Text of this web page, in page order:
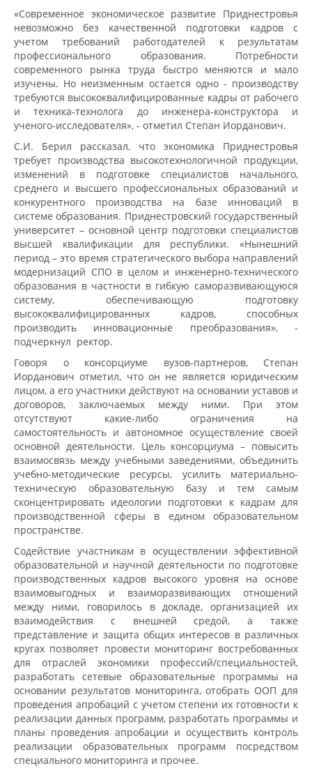
«Современное экономическое развитие Приднестровья
невозможно без качественной подготовки кадров с
учетом требований работодателей к результатам
профессионального образования. Потребности
современного рынка труда быстро меняются и мало
изучены. Но неизменным остается одно - производству
требуются высококвалифицированные кадры от рабочего
и техника-технолога до инженера-конструктора и
ученого-исследователя», - отметил Степан Иорданович.
С.И. Берил рассказал, что экономика Приднестровья
требует производства высокотехнологичной продукции,
изменений в подготовке специалистов начального,
среднего и высшего профессиональных образований и
конкурентного производства на базе инноваций в
системе образования. Приднестровский государственный
университет – основной центр подготовки специалистов
высшей квалификации для республики. «Нынешний
период – это время стратегического выбора направлений
модернизаций СПО в целом и инженерно-технического
образования в частности в гибкую саморазвивающуюся
систему, обеспечивающую подготовку
высококвалифицированных кадров, способных
производить инновационные преобразования», -
подчеркнул ректор.
Говоря о консорциуме вузов-партнеров, Степан
Иорданович отметил, что он не является юридическим
лицом, а его участники действуют на основании уставов и
договоров, заключаемых между ними. При этом
отсутствуют какие-либо ограничения на
самостоятельность и автономное осуществление своей
основной деятельности. Цель консорциума – повысить
взаимосвязь между учебными заведениями, объединить
учебно-методические ресурсы, усилить материально-
техническую образовательную базу и тем самым
сконцентрировать идеологии подготовки к кадрам для
производственной сферы в едином образовательном
пространстве.
Содействие участникам в осуществлении эффективной
образовательной и научной деятельности по подготовке
производственных кадров высокого уровня на основе
взаимовыгодных и взаиморазвивающих отношений
между ними, говорилось в докладе, организацией их
взаимодействия с внешней средой, а также
представление и защита общих интересов в различных
кругах позволяет провести мониторинг востребованных
для отраслей экономики профессий/специальностей,
разработать сетевые образовательные программы на
основании результатов мониторинга, отобрать ООП для
проведения апробаций с учетом степени их готовности к
реализации данных программ, разработать программы и
планы проведения апробации и осуществить контроль
реализации образовательных программ посредством
специального мониторинга и прочее.